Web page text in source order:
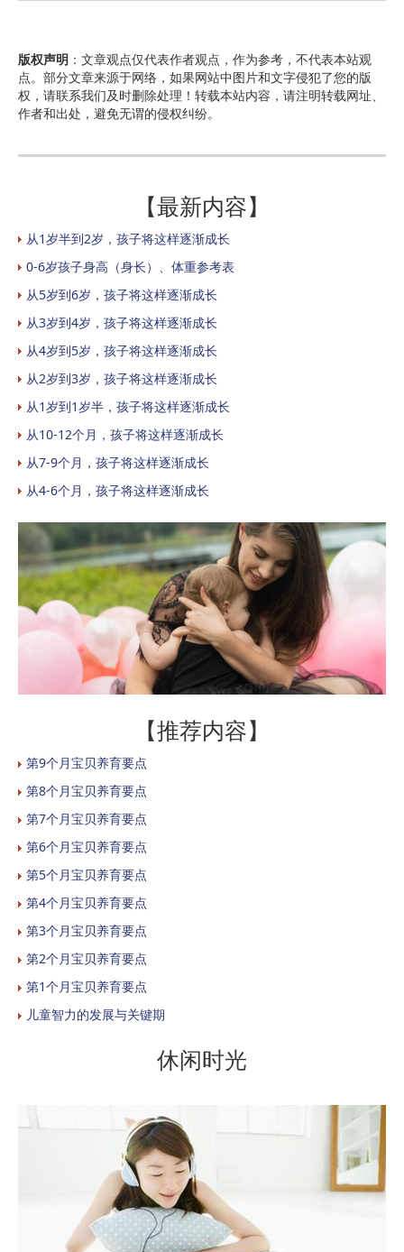
版权声明 ：文章观点仅代表作者观点，作为参考，不代表本站观
点。部分文章来源于网络，如果网站中图片和文字侵犯了您的版
权，请联系我们及时删除处理！转载本站内容，请注明转载网址、
作者和出处，避免无谓的侵权纠纷。
【最新内容】
从1岁半到2岁，孩子将这样逐渐成长
0-6岁孩子身高（身长）、体重参考表
从5岁到6岁，孩子将这样逐渐成长
从3岁到4岁，孩子将这样逐渐成长
从4岁到5岁，孩子将这样逐渐成长
从2岁到3岁，孩子将这样逐渐成长
从1岁到1岁半，孩子将这样逐渐成长
从10-12个月，孩子将这样逐渐成长
从7-9个月，孩子将这样逐渐成长
从4-6个月，孩子将这样逐渐成长
【推荐内容】
第9个月宝贝养育要点
第8个月宝贝养育要点
第7个月宝贝养育要点
第6个月宝贝养育要点
第5个月宝贝养育要点
第4个月宝贝养育要点
第3个月宝贝养育要点
第2个月宝贝养育要点
第1个月宝贝养育要点
儿童智力的发展与关键期
休闲时光